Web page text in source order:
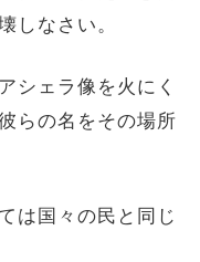
しなさい。
シェラ像を火にく
らの名をその場所
は国々の民と同じ